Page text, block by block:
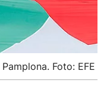
Foto: EFE